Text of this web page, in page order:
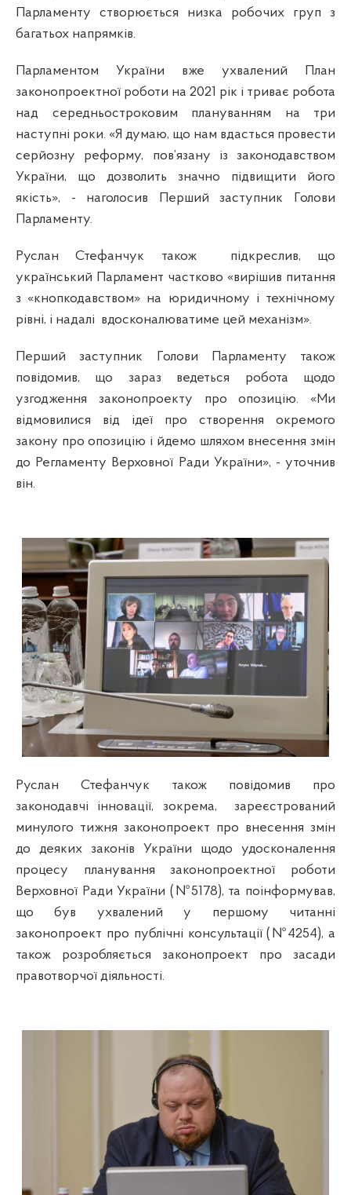
Парламенту створюється низка робочих груп з
багатьох напрямків.
Парламентом України вже ухвалений План
законопроектної роботи на 2021 рік і триває робота
над середньостроковим плануванням на три
наступні роки. «Я думаю, що нам вдасться провести
серйозну реформу, пов’язану із законодавством
України, що дозволить значно підвищити його
якість», - наголосив Перший заступник Голови
Парламенту.
Руслан Стефанчук також
підкреслив, що
український Парламент частково «вирішив питання
з «кнопкодавством» на юридичному і технічному
рівні, і надалі вдосконалюватиме цей механізм».
Перший заступник Голови Парламенту також
повідомив, що зараз ведеться робота щодо
узгодження законопроекту про опозицію. «Ми
відмовилися від ідеї про створення окремого
закону про опозицію і йдемо шляхом внесення змін
до Регламенту Верховної Ради України», - уточнив
він.
Руслан Стефанчук також повідомив про
законодавчі інновації, зокрема,
зареєстрований
минулого тижня законопроект про внесення змін
до деяких законів України щодо удосконалення
процесу планування законопроектної роботи
Верховної Ради України (№5178), та поінформував,
що був ухвалений у першому читанні
законопроект про публічні консультації (№4254), а
також розробляється законопроект про засади
правотворчої діяльності.